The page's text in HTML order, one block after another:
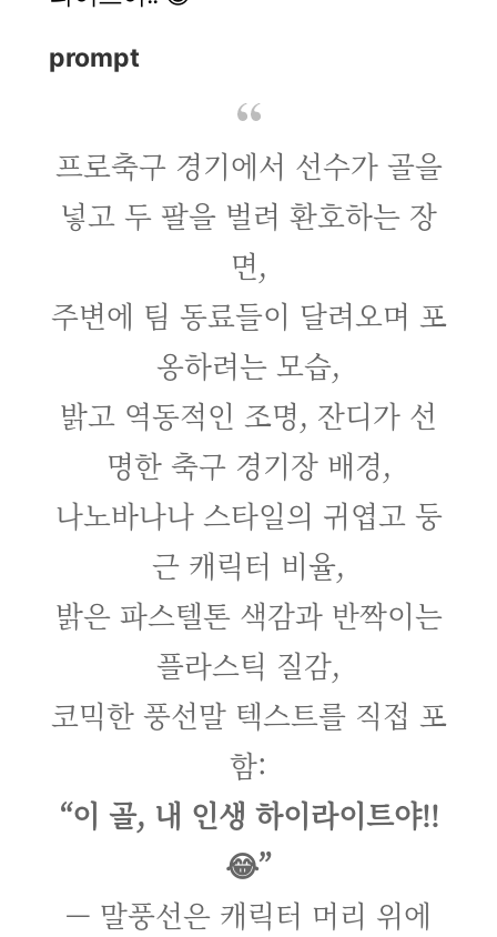
prompt
프로축구 경기에서 선수가 골을
넣고 두 팔을 벌려 환호하는 장
면,
주변에 팀 동료들이 달려오며 포
옹하려는 모습,
밝고 역동적인 조명, 잔디가 선
명한 축구 경기장 배경,
나노바나나 스타일의 귀엽고 둥
근 캐릭터 비율,
밝은 파스텔톤 색감과 반짝이는
플라스틱 질감,
코믹한 풍선말 텍스트를 직접 포
함:
“이 골, 내 인생 하이라이트야!!
😂”
— 말풍선은 캐릭터 머리 위에